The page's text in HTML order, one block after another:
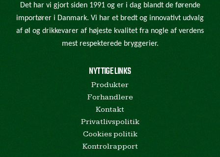
Det har vi gjort siden 1991 og er i dag blandt de førende
importører i Danmark. Vi har et bredt og innovativt udvalg
af øl og drikkevarer af højeste kvalitet fra nogle af verdens
mest respekterede bryggerier.
NYTTIGE LINKS
Produkter
Forhandlere
Kontakt
Privatlivspolitik
Cookies politik
Kontrolrapport